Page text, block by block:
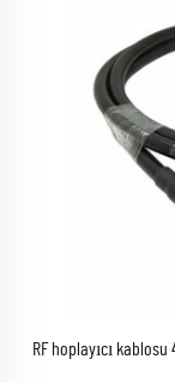
RF hoplayıcı